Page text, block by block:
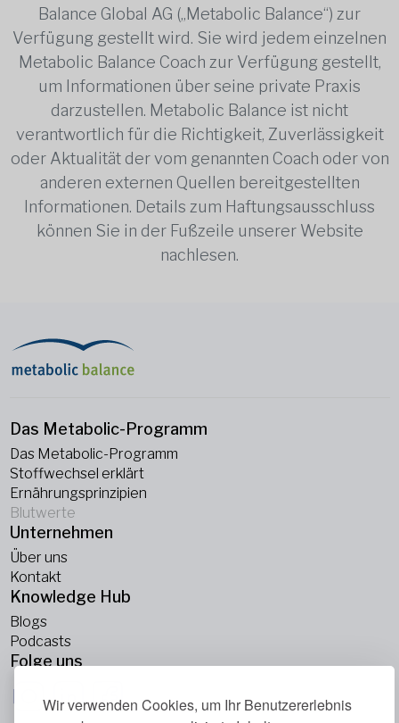
Wir verwenden Cookies, um Ihr Benutzererlebnis
Balance Global AG („Metabolic Balance“) zur
Verfügung gestellt wird. Sie wird jedem einzelnen
Metabolic Balance Coach zur Verfügung gestellt,
um Informationen über seine private Praxis
darzustellen. Metabolic Balance ist nicht
verantwortlich für die Richtigkeit, Zuverlässigkeit
oder Aktualität der vom genannten Coach oder von
anderen externen Quellen bereitgestellten
Informationen. Details zum Haftungsausschluss
können Sie in der Fußzeile unserer Website
nachlesen.
Das Metabolic-Programm
Das Metabolic-Programm
Stoffwechsel erklärt
Ernährungsprinzipien
Blutwerte
Unternehmen
Über uns
Kontakt
Knowledge Hub
Blogs
Podcasts
Folge uns